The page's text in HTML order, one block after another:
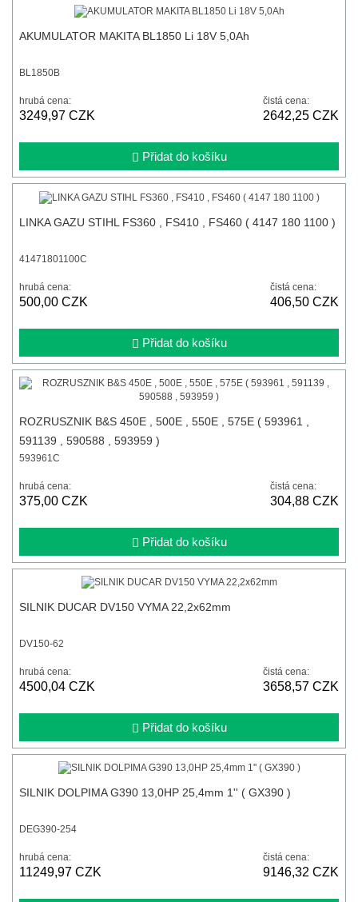
AKUMULATOR MAKITA BL1850 Li 18V 5,0Ah
BL1850B
hrubá cena:
3249,97 CZK
čistá cena:
2642,25 CZK
Přidat do košíku
LINKA GAZU STIHL FS360 , FS410 , FS460 ( 4147 180 1100 )
41471801100C
hrubá cena:
500,00 CZK
čistá cena:
406,50 CZK
Přidat do košíku
ROZRUSZNIK B&S 450E , 500E , 550E , 575E ( 593961 ,
591139 , 590588 , 593959 )
593961C
hrubá cena:
375,00 CZK
čistá cena:
304,88 CZK
Přidat do košíku
SILNIK DUCAR DV150 VYMA 22,2x62mm
DV150-62
hrubá cena:
4500,04 CZK
čistá cena:
3658,57 CZK
Přidat do košíku
SILNIK DOLPIMA G390 13,0HP 25,4mm 1'' ( GX390 )
DEG390-254
hrubá cena:
11249,97 CZK
čistá cena:
9146,32 CZK